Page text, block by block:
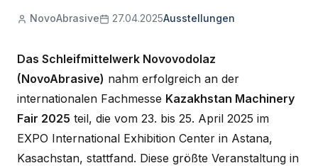
NovoAbrasive 27.04.2025Ausstellungen
Das Schleifmittelwerk Novovodolaz
(NovoAbrasive) nahm erfolgreich an der
internationalen Fachmesse Kazakhstan Machinery
Fair 2025 teil, die vom 23. bis 25. April 2025 im
EXPO International Exhibition Center in Astana,
Kasachstan, stattfand. Diese größte Veranstaltung in